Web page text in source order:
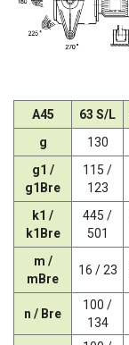
A45 63 S/L
g
130
g1 /
g1Bre
115 /
123
k1 /
k1Bre
445 /
501
m /
mBre
16 / 23
n / Bre
100 /
134